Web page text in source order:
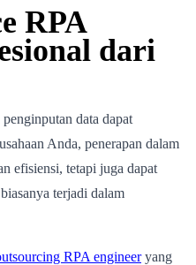
RPA
dari
data dapat
Anda, penerapan dalam
efisiensi, tetapi juga dapat
terjadi dalam
RPA engineeryang